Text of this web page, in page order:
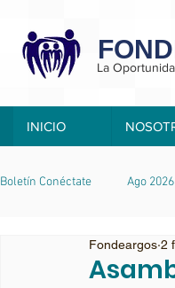
La
INICIO
Boletín Conéctate Ago 2026
Oct 2025
Fondeargos 2